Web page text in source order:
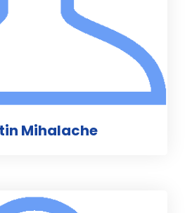
Mihalache